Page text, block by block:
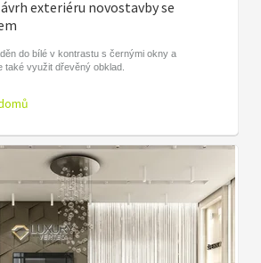
exteriéru novostavby se
do bílé v kontrastu s černými okny a
také využit dřevěný obklad.